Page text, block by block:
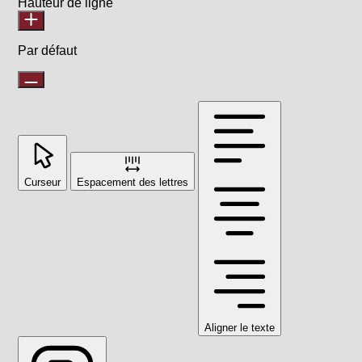
Par défaut
Curseur Espacement des lettres
Aligner le texte